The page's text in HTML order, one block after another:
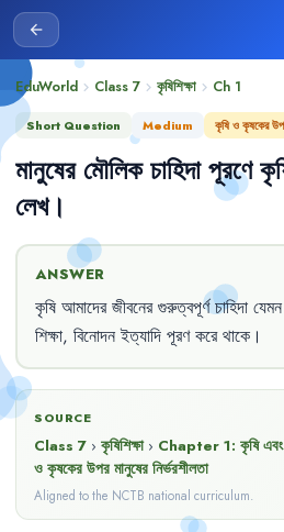
arrow_back
EduWorld chevron_right Class 7 chevron_right কৃষিশিক্ষা chevron_right Ch 1
Short Question Medium কৃষি ও কৃষকের
মানুষের মৌলিক চাহিদা পূরণে
লেখ।
ANSWER
কৃষি আমাদের জীবনের গুরুত্বপূর্ণ চাহিদা যেমন
শিক্ষা, বিনোদন ইত্যাদি পূরণ করে থাকে।
SOURCE
Class 7 › কৃষিশিক্ষা › Chapter 1: কৃষি
ও কৃষকের উপর মানুষের নির্ভরশীলতা
Aligned to the NCTB national curriculum.